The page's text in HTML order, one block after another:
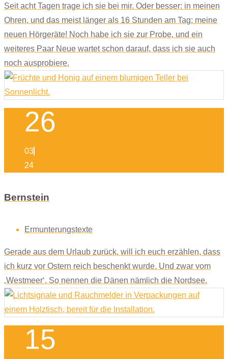
Seit acht Tagen trage ich sie bei mir. Oder besser: in meinen
Ohren, und das meist länger als 16 Stunden am Tag: meine
neuen Hörgeräte! Noch habe ich sie zur Probe, und ein
weiteres Paar Neue wartet schon darauf, dass ich sie auch
noch ausprobiere.
26
03
24
Bernstein
Ermunterungstexte
Gerade aus dem Urlaub zurück, will ich euch erzählen, dass
ich kurz vor Ostern reich beschenkt wurde. Und zwar vom
‚Westmeer‘. So nennen die Dänen nämlich die Nordsee.
15